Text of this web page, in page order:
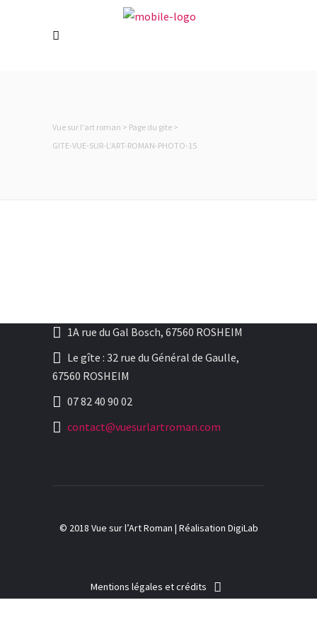
Vue sur l'art roman > Page du gite >
GITE-VUE-SUR-L’ART-ROMAN-PHOTO-15
Holiday cottage in Rosheim near
Strasbourg. Located on the “Route
Langues
1A rue du Gal Bosch, 67560 ROSHEIM
Le gîte : 32 rue du Général de Gaulle,
67560 ROSHEIM
07 82 40 90 02
contact@vuesurlartroman.com
© 2018 Vue sur l’Art Roman | Réalisation DigiLab
Mentions légales et crédits